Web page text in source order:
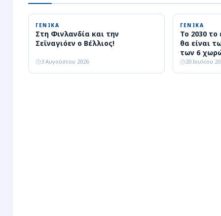
ΓΕΝΙΚΑ
Στη Φινλανδία και την
Σεϊναγιόεν ο Βέλλιος!
3 Αυγούστου 2026
ΓΕΝΙΚΑ
Το 2030
θα είναι
των 6
20 Ιουλίου